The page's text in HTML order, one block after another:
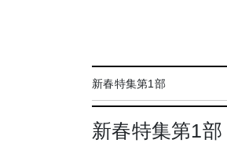
新春特集第1部
新春特集第1